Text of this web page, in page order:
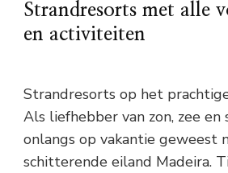
Strandresorts met alle
en activiteiten
Strandresorts op het
Als liefhebber van zon, zee en
onlangs op vakantie geweest
schitterende eiland Madeira.